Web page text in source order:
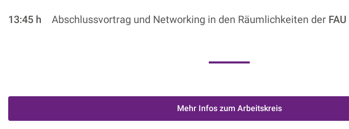
13:45 h Abschlussvortrag und Networking in den Räumlichkeiten der FAU
Mehr Infos zum Arbeitskreis